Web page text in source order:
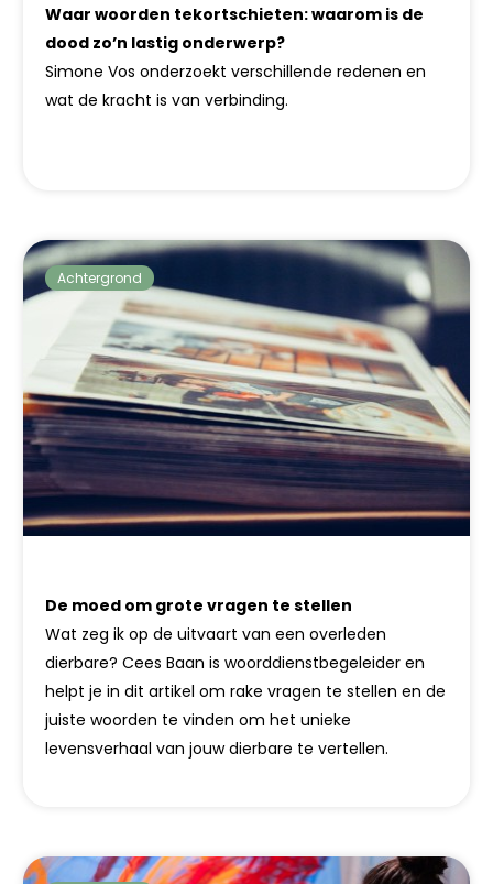
Waar woorden tekortschieten: waarom is de
dood zo’n lastig onderwerp?
Simone Vos onderzoekt verschillende redenen en
wat de kracht is van verbinding.
Achtergrond
De moed om grote vragen te stellen
Wat zeg ik op de uitvaart van een overleden
dierbare? Cees Baan is woorddienstbegeleider en
helpt je in dit artikel om rake vragen te stellen en de
juiste woorden te vinden om het unieke
levensverhaal van jouw dierbare te vertellen.